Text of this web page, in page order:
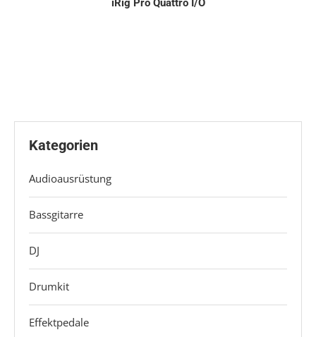
iRig Pro Quattro I/O
Kategorien
Audioausrüstung
Bassgitarre
DJ
Drumkit
Effektpedale